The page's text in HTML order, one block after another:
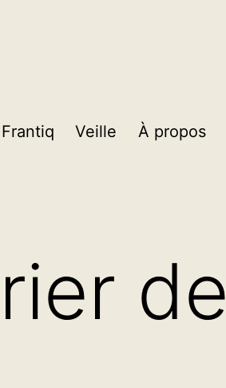
Frantiq Veille À propos
de